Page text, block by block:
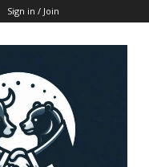
Sign in / Join